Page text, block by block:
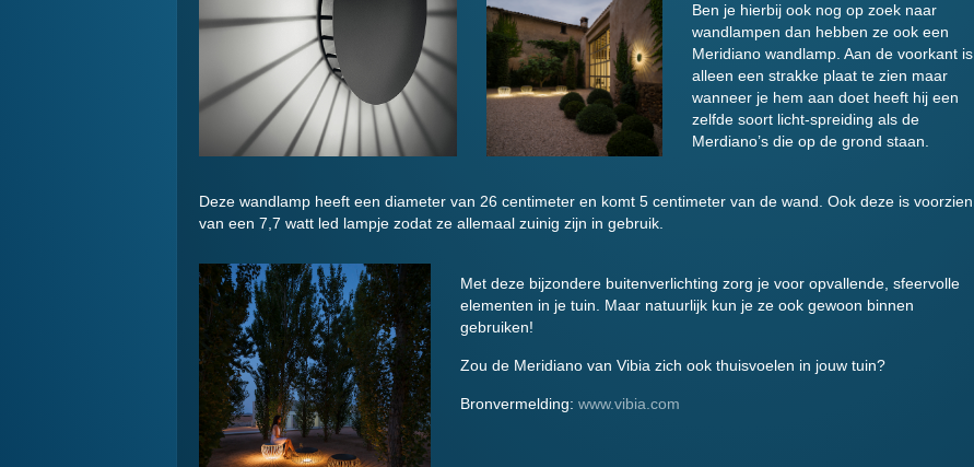
Ben je hierbij ook nog op zoek naar
wandlampen dan hebben ze ook een
Meridiano wandlamp. Aan de voorkant is
alleen een strakke plaat te zien maar
wanneer je hem aan doet heeft hij een
zelfde soort licht-spreiding als de
Merdiano’s die op de grond staan.
Deze wandlamp heeft een diameter van 26 centimeter en komt 5 centimeter van de wand. Ook deze is voorzien
van een 7,7 watt led lampje zodat ze allemaal zuinig zijn in gebruik.
Met deze bijzondere buitenverlichting zorg je voor opvallende, sfeervolle
elementen in je tuin. Maar natuurlijk kun je ze ook gewoon binnen
gebruiken!
Zou de Meridiano van Vibia zich ook thuisvoelen in jouw tuin?
Bronvermelding: www.vibia.com